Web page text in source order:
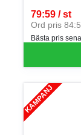
79:59 / st
SEK per ST
Ord pris
Bästa pris
KAMPANJ